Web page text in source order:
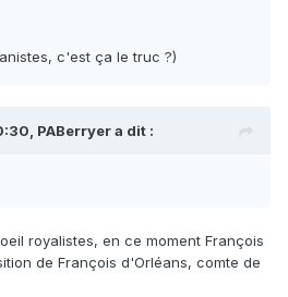
c'est ça le truc ?)
PABerryera dit :
royalistes, en ce moment François
de François d'Orléans, comte de